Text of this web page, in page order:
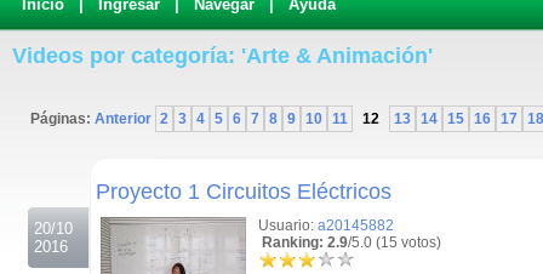
Inicio Ingresar Navegar Ayuda
Videos por categoría: 'Arte & Animación'
Páginas: Anterior 2 3 4 5 6 7 8 9 10 11 12 13 14 15 16 17 18
20/10
2016
Proyecto 1 Circuitos Eléctricos
Usuario: a20145882
Ranking: 2.9/5.0 (15 votos)